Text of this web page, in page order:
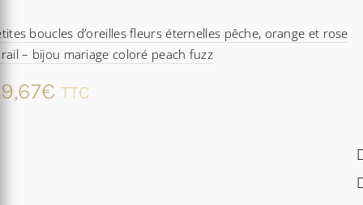
boucles d’oreilles fleurs éternelles pêche, orange et rose
– bijou mariage coloré peach fuzz
€ TTC